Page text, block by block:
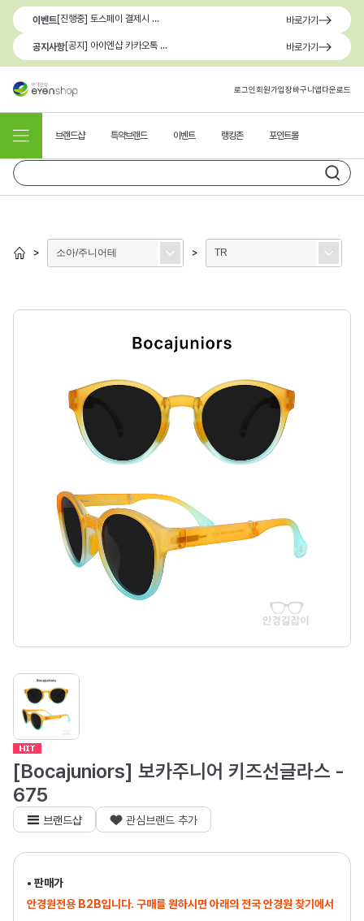
이벤트 [진행중] 토스페이 결제시 최대 1.3만원 혜택 바로가기
공지사항 [공지] 아이엔샵 카카오톡 1:1 문의 채널 이용 안내 바로가기
로그인회원가입장바구니앱다운로드
브랜드샵 특약브랜드 이벤트 랭킹존 포인트몰
> 소아/주니어테 > TR
[Bocajuniors] 보카주니어 키즈선글라스 -
675
브랜드샵 관심브랜드 추가
• 판매가
안경원전용 B2B입니다. 구매를 원하시면 아래의 전국 안경원 찾기에서